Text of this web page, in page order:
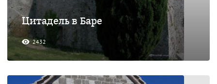
Цитадель в Баре
2432